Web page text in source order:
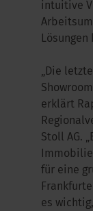
intuitive
Lösungen
„Die
erklärt
Stoll AG.
für eine
es